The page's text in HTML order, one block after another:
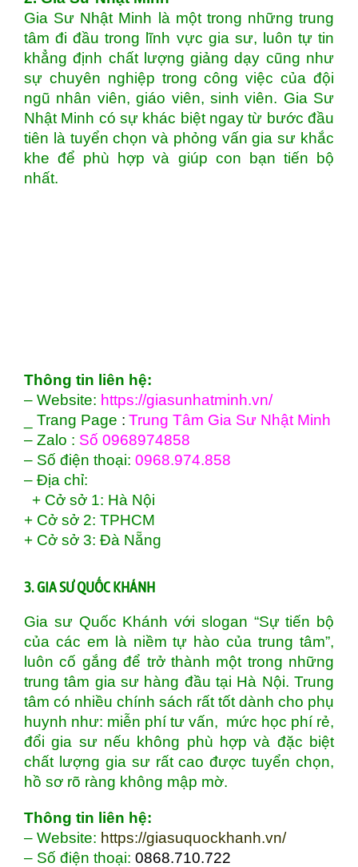
Gia Sư Nhật Minh là một trong những trung
tâm đi đầu trong lĩnh vực gia sư, luôn tự tin
khẳng định chất lượng giảng dạy cũng như
sự chuyên nghiệp trong công việc của đội
ngũ nhân viên, giáo viên, sinh viên. Gia Sư
Nhật Minh có sự khác biệt ngay từ bước đầu
tiên là tuyển chọn và phỏng vấn gia sư khắc
khe để phù hợp và giúp con bạn tiến bộ
nhất.
Thông tin liên hệ:
– Website: https://giasunhatminh.vn/
_ Trang Page : Trung Tâm Gia Sư Nhật Minh
– Zalo : Số 0968974858
– Số điện thoại: 0968.974.858
– Địa chỉ:
+ Cở sở 1: Hà Nội
+ Cở sở 2: TPHCM
+ Cở sở 3: Đà Nẵng
3. GIA SƯ QUỐC KHÁNH
Gia sư Quốc Khánh với slogan “Sự tiến bộ
của các em là niềm tự hào của trung tâm”,
luôn cố gắng để trở thành một trong những
trung tâm gia sư hàng đầu tại Hà Nội. Trung
tâm có nhiều chính sách rất tốt dành cho phụ
huynh như: miễn phí tư vấn, mức học phí rẻ,
đổi gia sư nếu không phù hợp và đặc biệt
chất lượng gia sư rất cao được tuyển chọn,
hồ sơ rõ ràng không mập mờ.
Thông tin liên hệ:
– Website: https://giasuquockhanh.vn/
– Số điện thoại: 0868.710.722